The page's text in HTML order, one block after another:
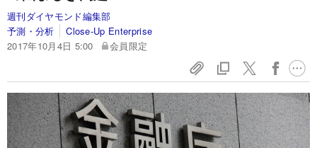
週刊ダイヤモンド編集部
予測・分析
Close-Up Enterprise
2017年10月4日 5:00
会員限定